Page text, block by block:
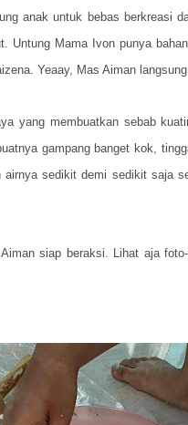
anak untuk bebas berkreasi
Untung Mama Ivon punya
Yeaay, Mas Aiman
yang membuatkan sebab
gampang banget kok,
sedikit demi sedikit saja
siap beraksi. Lihat aja